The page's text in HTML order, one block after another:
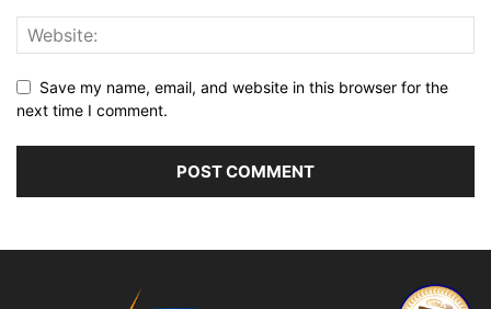
Save my name, email, and website in this browser for the
next time I comment.